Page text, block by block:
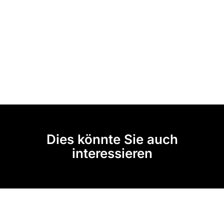
Dies könnte Sie auch
interessieren